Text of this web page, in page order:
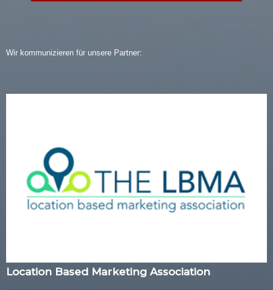
Wir kommunizieren für unsere Partner:
Location Based Marketing Association